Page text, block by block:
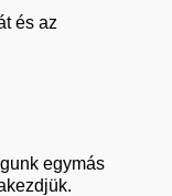
és az
egymás